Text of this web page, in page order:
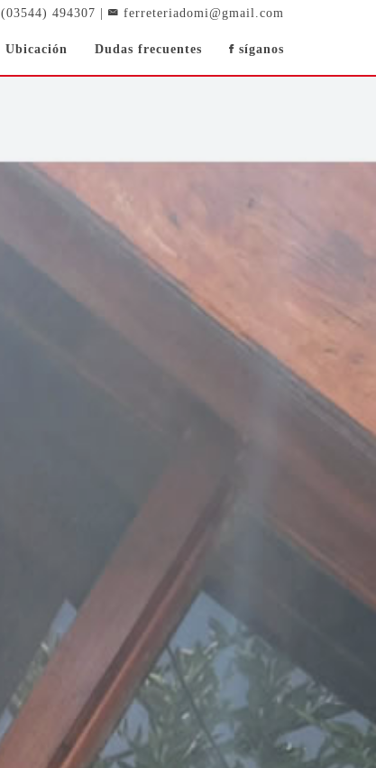
(03544) 494307 | ferreteriadomi@gmail.com
Ubicación Dudas frecuentes síganos